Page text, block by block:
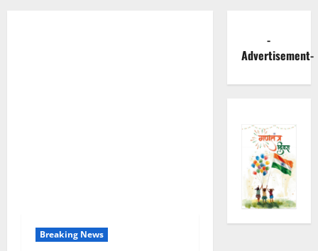
Breaking News
-
Advertisement-